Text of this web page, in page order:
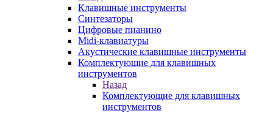
Клавишные инструменты
Синтезаторы
Цифровые пианино
Midi-клавиатуры
Акустические клавишные инструменты
Комплектующие для клавишных
инструментов
Назад
Комплектующие для клавишных
инструментов